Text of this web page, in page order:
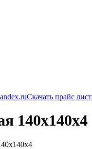
Скачать прайс лист
140х140х4